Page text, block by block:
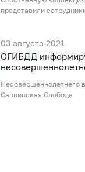
представили
03 августа 2021
ОГИБДД
Несовершеннолетнего
Саввинская Слобода